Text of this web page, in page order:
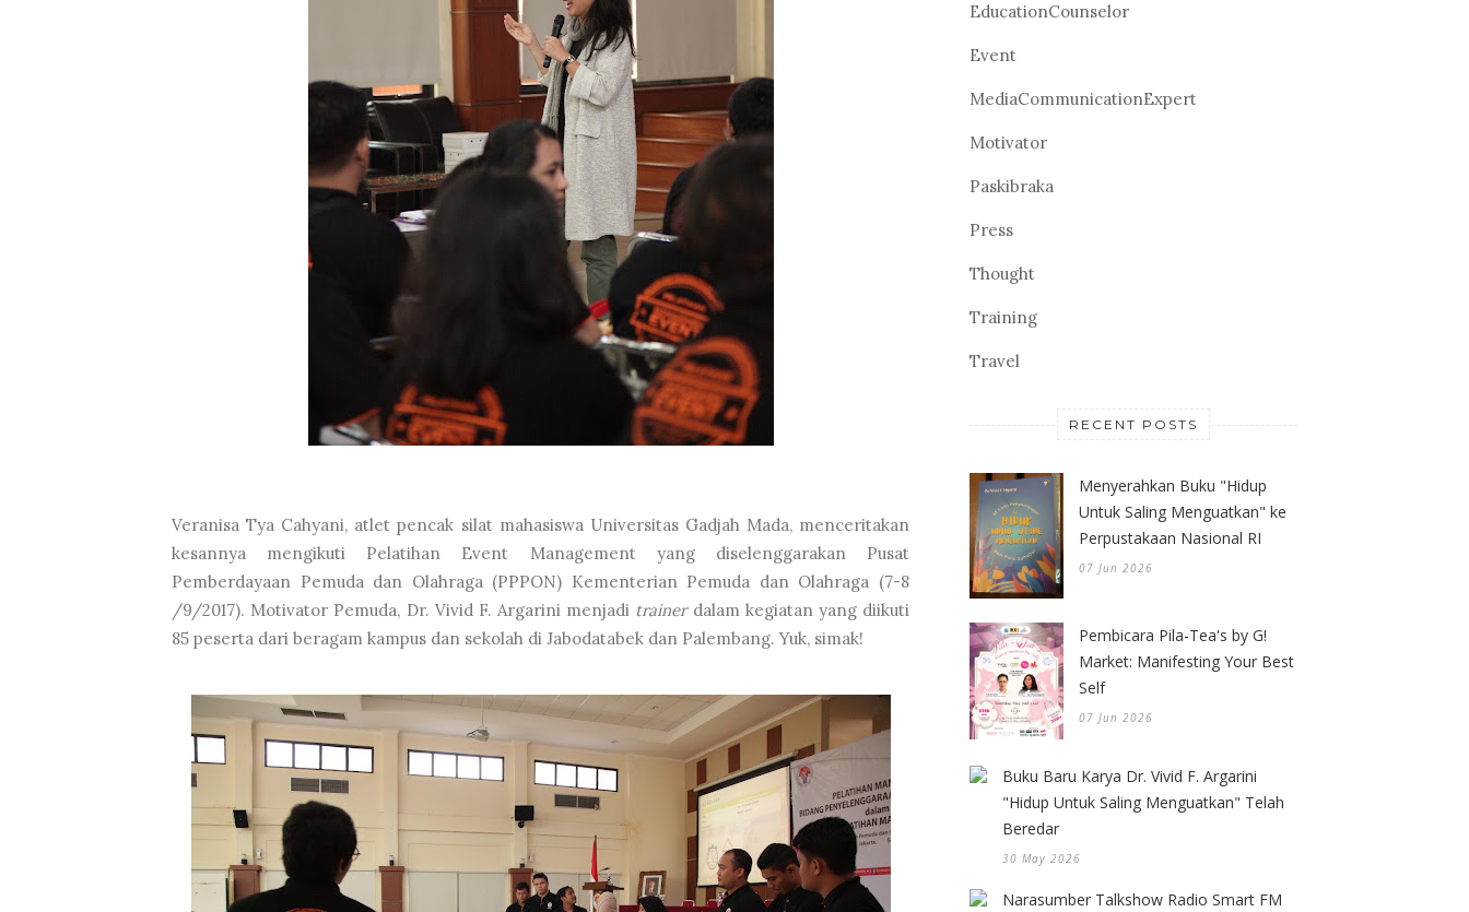
Veranisa Tya Cahyani, atlet pencak silat mahasiswa Universitas Gadjah Mada, menceritakan
kesannya mengikuti Pelatihan Event Management yang diselenggarakan Pusat
Pemberdayaan Pemuda dan Olahraga (PPPON) Kementerian Pemuda dan Olahraga (7-8
/9/2017). Motivator Pemuda, Dr. Vivid F. Argarini menjadi trainerdalam kegiatan yang diikuti
85 peserta dari beragam kampus dan sekolah di Jabodatabek dan Palembang. Yuk, simak!
EducationCounselor
Event
MediaCommunicationExpert
Motivator
Paskibraka
Press
Thought
Training
Travel
RECENT POSTS
Menyerahkan Buku "Hidup
Untuk Saling Menguatkan" ke
Perpustakaan Nasional RI
07 Jun 2026
Pembicara Pila-Tea's by G!
Market: Manifesting Your Best
Self
07 Jun 2026
Buku Baru Karya Dr. Vivid F. Argarini
"Hidup Untuk Saling Menguatkan" Telah
Beredar
30 May 2026
Narasumber Talkshow Radio Smart FM